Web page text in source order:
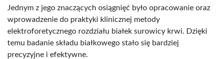
Jednym z jego znaczących osiągnięć było opracowanie oraz
wprowadzenie do praktyki klinicznej metody
elektroforetycznego rozdziału białek surowicy krwi. Dzięki
temu badanie składu białkowego stało się bardziej
precyzyjne i efektywne.